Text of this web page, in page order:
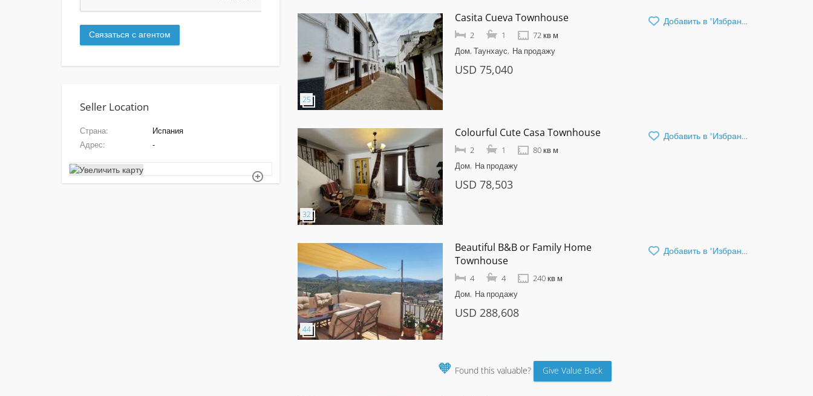
Seller Location
Страна
Испания
Адрес
-
Добавить в "Избранное"
Casita Cueva Townhouse
2 1
72 кв м
Дом, Таунхаус На продажу
USD 75,040
Добавить в "Избранное"
Colourful Cute Casa Townhouse
2 1
80 кв м
Дом На продажу
USD 78,503
Добавить в "Избранное"
Beautiful B&B or Family Home
Townhouse
4 4
240 кв м
Дом На продажу
USD 288,608
🧡 Found this valuable? Give Value Back